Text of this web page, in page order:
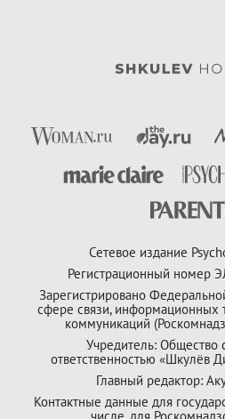
Сетевое издание
Регистрационный номер
Зарегистрировано
сфере связи, информационных
коммуникаций
Учредитель: Общество
ответственностью «Шкулёв
Главный редактор:
Контактные данные для